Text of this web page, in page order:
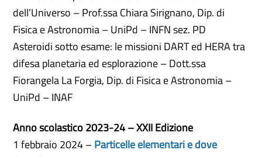
dell’Universo – Prof.ssa Chiara Sirignano, Dip. di
Fisica e Astronomia – UniPd – INFN sez. PD
Asteroidi sotto esame: le missioni DART ed HERA tra
difesa planetaria ed esplorazione – Dott.ssa
Fiorangela La Forgia, Dip. di Fisica e Astronomia –
UniPd – INAF
Anno scolastico 2023-24 – XXII Edizione
1 febbraio 2024 –Particelle elementari e dove